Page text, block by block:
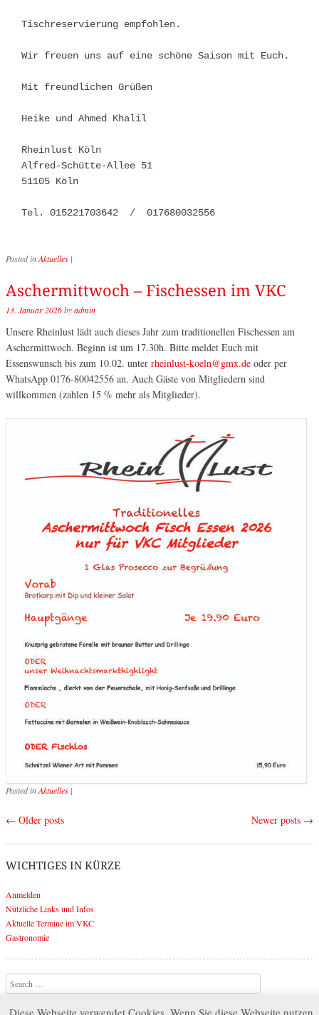
Tischreservierung empfohlen.
Wir freuen uns auf eine schöne Saison mit Euch.
Mit freundlichen Grüßen
Heike und Ahmed Khalil
Rheinlust Köln
Alfred-Schütte-Allee 51
51105 Köln
Tel. 015221703642  /  017680032556
Posted inAktuelles |
Aschermittwoch – Fischessen im VKC
13. Januar 2026byadmin
Unsere Rheinlust lädt auch dieses Jahr zum traditionellen Fischessen am
Aschermittwoch. Beginn ist um 17.30h. Bitte meldet Euch mit
Essenswunsch bis zum 10.02. unter rheinlust-koeln@gmx.de oder per
WhatsApp 0176-80042556 an. Auch Gäste von Mitgliedern sind
willkommen (zahlen 15 % mehr als Mitglieder).
Posted inAktuelles |
Post navigation
← Older posts Newer posts →
WICHTIGES IN KÜRZE
Anmelden
Nützliche Links und Infos
Aktuelle Termine im VKC
Gastronomie
Search
Diese Webseite verwendet Cookies. Wenn Sie diese Webseite nutzen,